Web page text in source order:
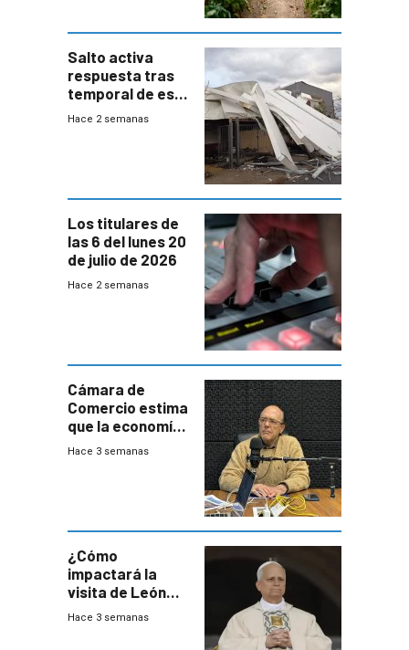
Salto activa
respuesta tras
temporal de este
sábado con
Hace 2 semanas
Los titulares de
las 6 del lunes 20
de julio de 2026
Hace 2 semanas
Cámara de
Comercio estima
que la economía
crecerá 1,6%
Hace 3 semanas
¿Cómo
impactará la
visita de León
XIV a Uruguay?
Hace 3 semanas